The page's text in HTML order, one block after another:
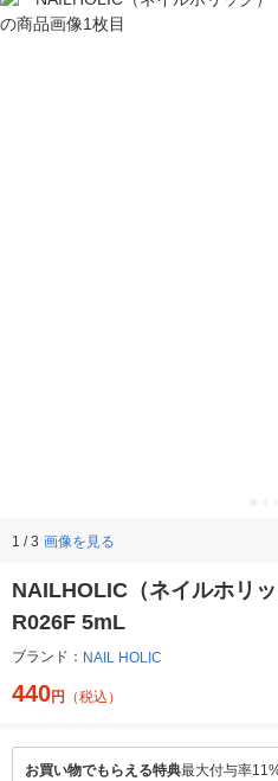
1 / 3 画像を見る
NAILHOLIC（ネイルホリ
R026F 5mL
ブランド： NAIL HOLIC
440円 （税込）
お買い物でもらえる特典最大付与率